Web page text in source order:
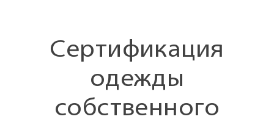
Cертификация
одежды
собственного